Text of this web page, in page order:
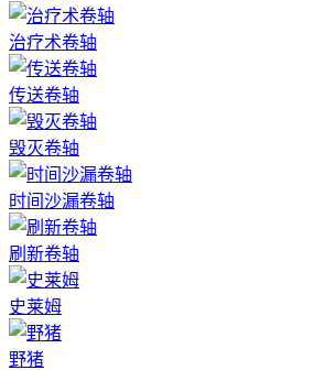
治疗术卷轴
传送卷轴
毁灭卷轴
时间沙漏卷轴
刷新卷轴
史莱姆
野猪